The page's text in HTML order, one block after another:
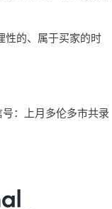
性的、属于买家的时
：上月多伦多市共录